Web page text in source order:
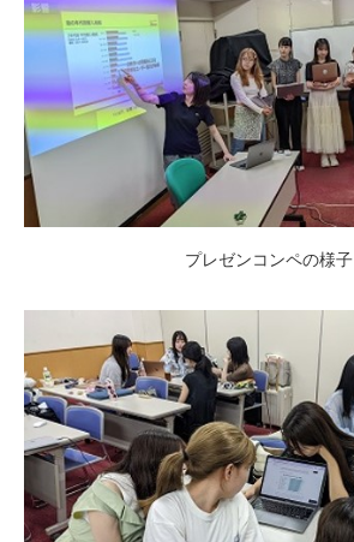
プレゼンコンペの様子